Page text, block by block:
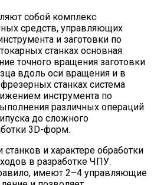
собой комплекс
средств, управляющих
и заготовки по
станках основная
точного вращения заготовки
вдоль оси вращения и в
станках система
инструмента по
различных операций
до сложного
3D-форм.
и характере обработки
в разработке ЧПУ.
имеют 2–4 управляющие